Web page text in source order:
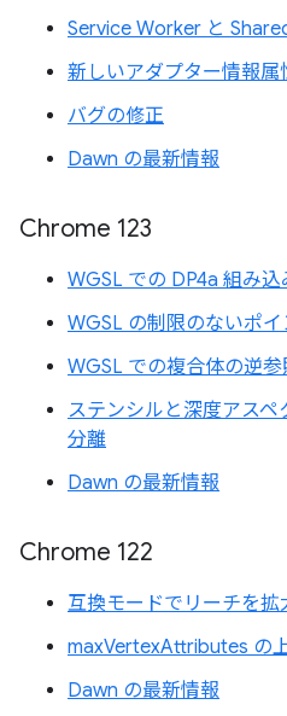
Service Worker と
新しいアダプター情報属
バグの修正
Dawn の最新情報
Chrome 123
WGSL での DP4a 組み
WGSL の制限のないポ
WGSL での複合体の逆
ステンシルと深度アス
分離
Dawn の最新情報
Chrome 122
互換モードでリーチを拡
maxVertexAttributes の
Dawn の最新情報